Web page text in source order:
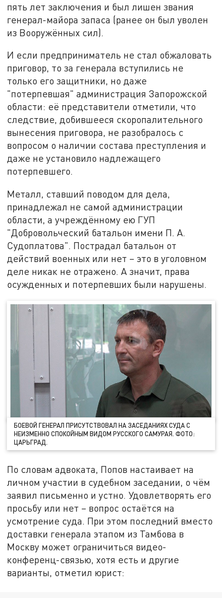
пять лет заключения и был лишен звания
генерал-майора запаса (ранее он был уволен
из Вооружённых сил).
И если предприниматель не стал обжаловать
приговор, то за генерала вступились не
только его защитники, но даже
"потерпевшая" администрация Запорожской
области: её представители отметили, что
следствие, добившееся скоропалительного
вынесения приговора, не разобралось с
вопросом о наличии состава преступления и
даже не установило надлежащего
потерпевшего.
Металл, ставший поводом для дела,
принадлежал не самой администрации
области, а учреждённому ею ГУП
"Добровольческий батальон имени П. А.
Судоплатова". Пострадал батальон от
действий военных или нет – это в уголовном
деле никак не отражено. А значит, права
осужденных и потерпевших были нарушены.
БОЕВОЙ ГЕНЕРАЛ ПРИСУТСТВОВАЛ НА ЗАСЕДАНИЯХ СУДА С
НЕИЗМЕННО СПОКОЙНЫМ ВИДОМ РУССКОГО САМУРАЯ. ФОТО:
ЦАРЬГРАД.
По словам адвоката, Попов настаивает на
личном участии в судебном заседании, о чём
заявил письменно и устно. Удовлетворять его
просьбу или нет – вопрос остаётся на
усмотрение суда. При этом последний вместо
доставки генерала этапом из Тамбова в
Москву может ограничиться видео-
конференц-связью, хотя есть и другие
варианты, отметил юрист: